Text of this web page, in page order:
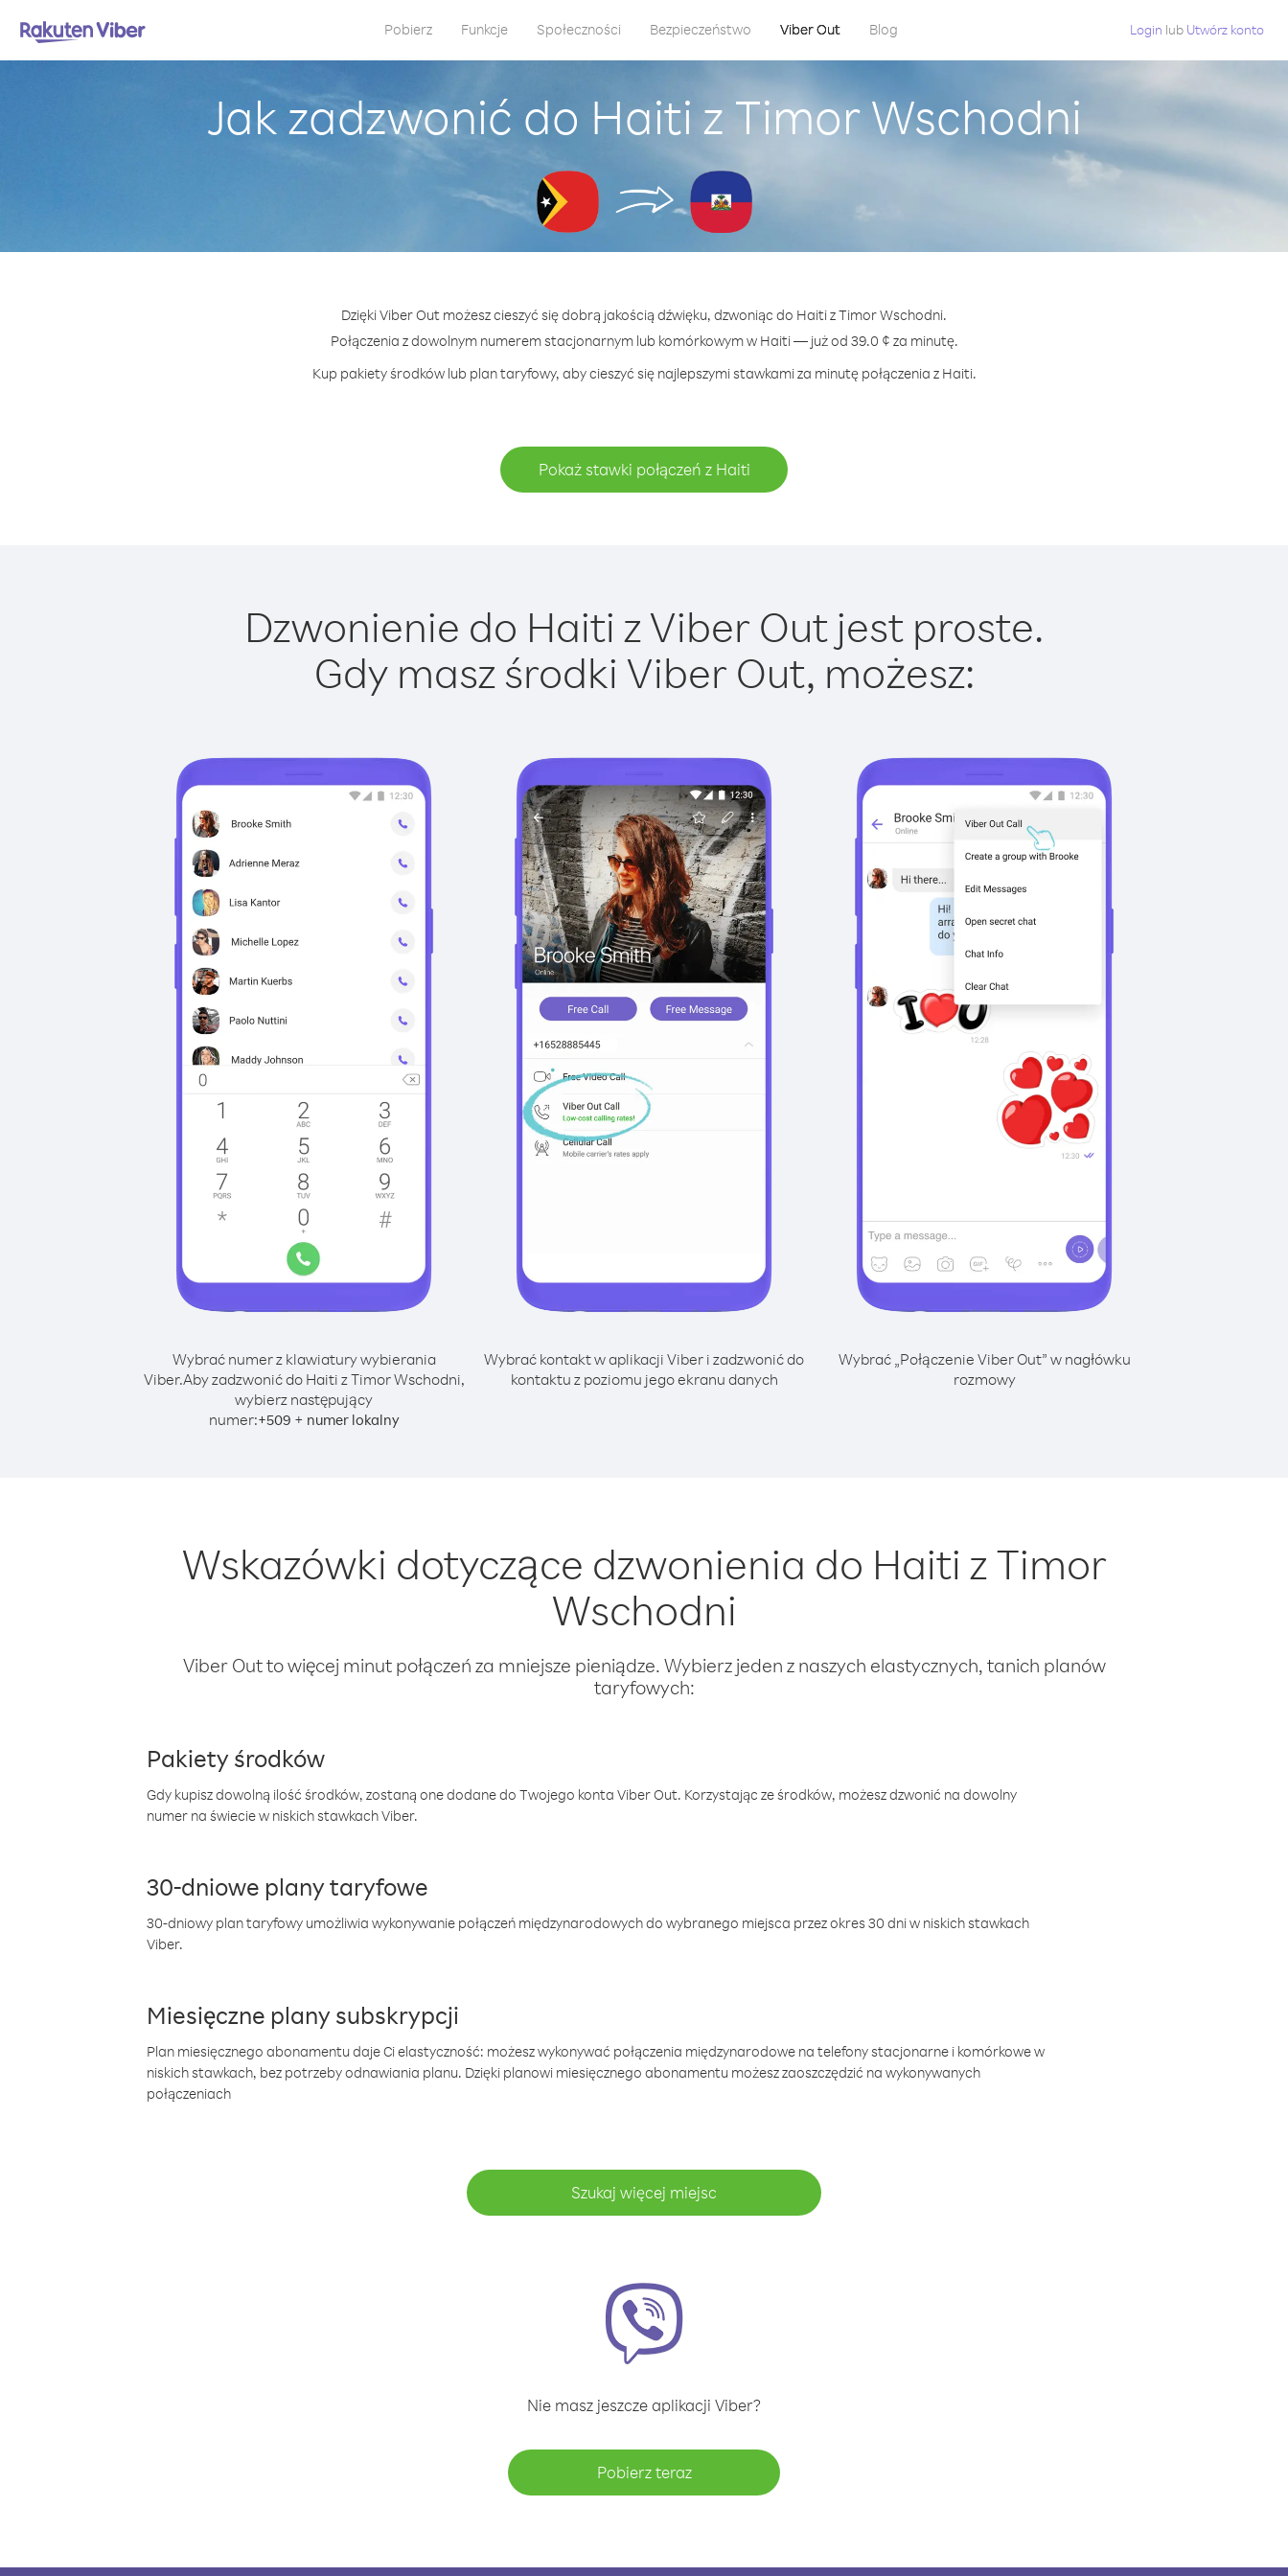
Pobierz Funkcje Społeczności Bezpieczeństwo Viber Out Blog Login lub Utwórz konto
Jak zadzwonić do Haiti z Timor Wschodni
Dzięki Viber Out możesz cieszyć się dobrą jakością dźwięku, dzwoniąc do Haiti z Timor Wschodni.
Połączenia z dowolnym numerem stacjonarnym lub komórkowym w Haiti — już od 39.0 ¢ za minutę.
Kup pakiety środków lub plan taryfowy, aby cieszyć się najlepszymi stawkami za minutę połączenia z Haiti.
Pokaż stawki połączeń z Haiti
Dzwonienie do Haiti z Viber Out jest proste.
Gdy masz środki Viber Out, możesz:
Wybrać numer z klawiatury wybierania
Viber.Aby zadzwonić do Haiti z Timor Wschodni,
wybierz następujący
numer:+509 + numer lokalny
Wybrać kontakt w aplikacji Viber i zadzwonić do
kontaktu z poziomu jego ekranu danych
Wybrać „Połączenie Viber Out” w nagłówku
rozmowy
Wskazówki dotyczące dzwonienia do Haiti z Timor
Wschodni
Viber Out to więcej minut połączeń za mniejsze pieniądze. Wybierz jeden z naszych elastycznych, tanich planów
taryfowych:
Pakiety środków
Gdy kupisz dowolną ilość środków, zostaną one dodane do Twojego konta Viber Out. Korzystając ze środków, możesz dzwonić na dowolny
numer na świecie w niskich stawkach Viber.
30-dniowe plany taryfowe
30-dniowy plan taryfowy umożliwia wykonywanie połączeń międzynarodowych do wybranego miejsca przez okres 30 dni w niskich stawkach
Viber.
Miesięczne plany subskrypcji
Plan miesięcznego abonamentu daje Ci elastyczność: możesz wykonywać połączenia międzynarodowe na telefony stacjonarne i komórkowe w
niskich stawkach, bez potrzeby odnawiania planu. Dzięki planowi miesięcznego abonamentu możesz zaoszczędzić na wykonywanych
połączeniach
Szukaj więcej miejsc
Nie masz jeszcze aplikacji Viber?
Pobierz teraz